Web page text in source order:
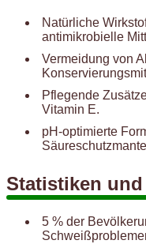
Natürliche
antimikrobielle
Vermeidung von
Pflegende
Vitamin E.
pH-optimierte
Statistiken
5 % der